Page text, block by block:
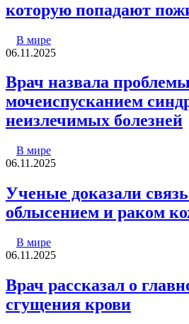
которую попадают
В мире
06.11.2025
Врач назвала
мочеиспусканием
неизлечимых болезней
В мире
06.11.2025
Ученые доказали
облысением и раком
В мире
06.11.2025
Врач рассказал о
сгущения крови